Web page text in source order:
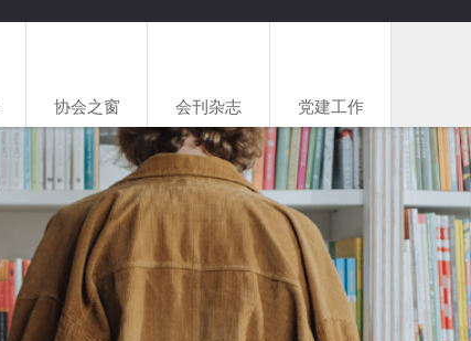
协会之窗 会刊杂志 党建工作